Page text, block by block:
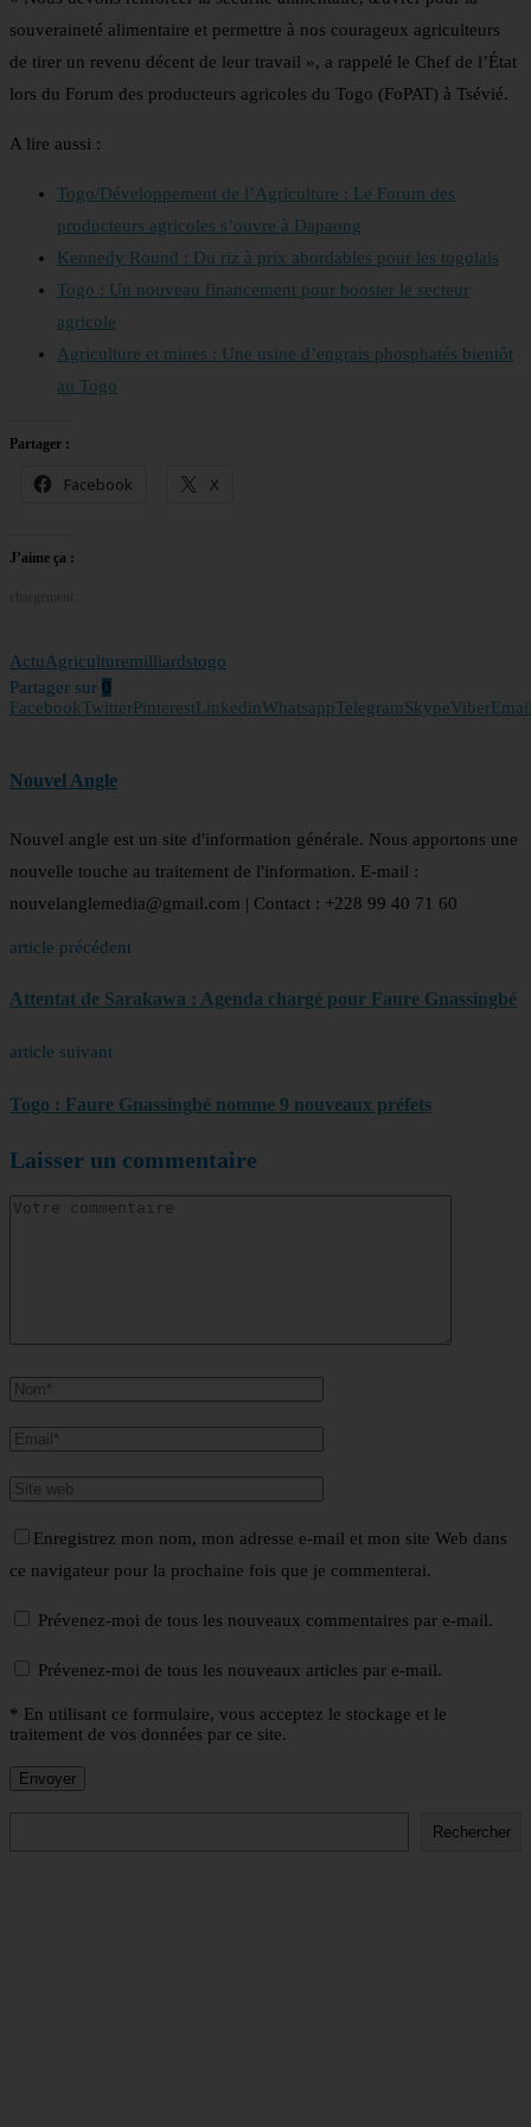
souveraineté alimentaire et permettre à nos courageux agriculteurs
de tirer un revenu décent de leur travail », a rappelé le Chef de l’État
lors du Forum des producteurs agricoles du Togo (FoPAT) à Tsévié.
A lire aussi :
Togo/Développement de l’Agriculture : Le Forum des
producteurs agricoles s’ouvre à Dapaong
Kennedy Round : Du riz à prix abordables pour les togolais
Togo : Un nouveau financement pour booster le secteur
agricole
Agriculture et mines : Une usine d’engrais phosphatés bientôt
au Togo
Partager :
Facebook X
J’aime ça :
Actu Agriculturemilliardstogo
Partager sur 0
FacebookTwitterPinterestLinkedinWhatsappTelegramSkypeViber
Nouvel Angle
Nouvel angle est un site d'information générale. Nous apportons une
nouvelle touche au traitement de l'information. E-mail :
nouvelanglemedia@gmail.com | Contact : +228 99 40 71 60
article précédent
Attentat de Sarakawa : Agenda chargé pour Faure Gnassingbé
article suivant
Togo : Faure Gnassingbé nomme 9 nouveaux préfets
Laisser un commentaire
Enregistrez mon nom, mon adresse e-mail et mon site Web dans
ce navigateur pour la prochaine fois que je commenterai.
Prévenez-moi de tous les nouveaux commentaires par e-mail.
Prévenez-moi de tous les nouveaux articles par e-mail.
* En utilisant ce formulaire, vous acceptez le stockage et le
traitement de vos données par ce site.
Rechercher